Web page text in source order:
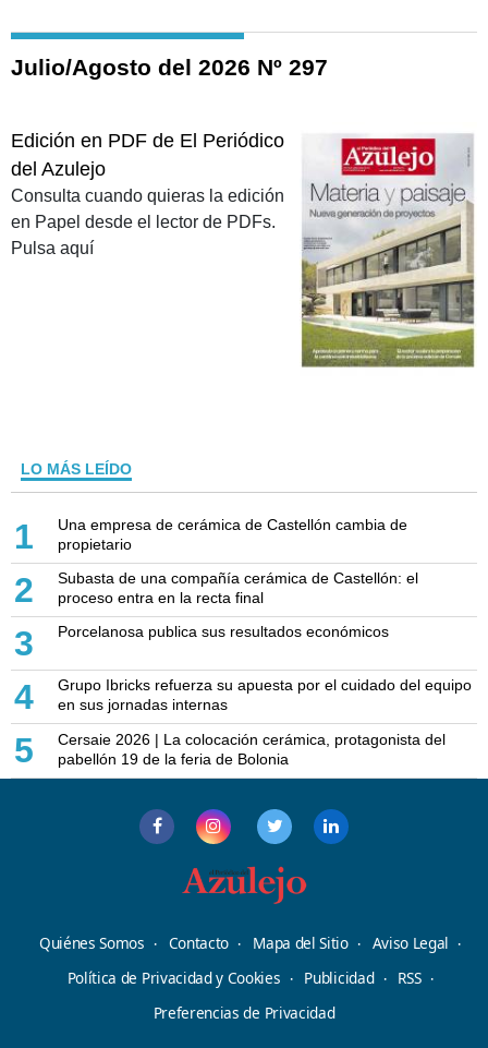
Julio/Agosto del 2026 Nº 297
Edición en PDF de El Periódico
del Azulejo
Consulta cuando quieras la edición
en Papel desde el lector de PDFs.
Pulsa aquí
LO MÁS LEÍDO
1
Una empresa de cerámica de Castellón cambia de
propietario
2
Subasta de una compañía cerámica de Castellón: el
proceso entra en la recta final
3 Porcelanosa publica sus resultados económicos
4
Grupo Ibricks refuerza su apuesta por el cuidado del equipo
en sus jornadas internas
5
Cersaie 2026 | La colocación cerámica, protagonista del
pabellón 19 de la feria de Bolonia
Quiénes Somos Contacto Mapa del Sitio
Aviso Legal
Política de Privacidad y Cookies
Publicidad
RSS
Preferencias de Privacidad